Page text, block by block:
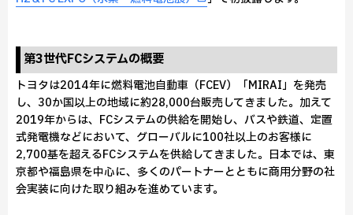
第3世代FCシステムの概要
トヨタは2014年に燃料電池自動車（FCEV）「MIRAI」を発売
し、30か国以上の地域に約28,000台販売してきました。加えて
2019年からは、FCシステムの供給を開始し、バスや鉄道、定置
式発電機などにおいて、グローバルに100社以上のお客様に
2,700基を超えるFCシステムを供給してきました。日本では、東
京都や福島県を中心に、多くのパートナーとともに商用分野の社
会実装に向けた取り組みを進めています。